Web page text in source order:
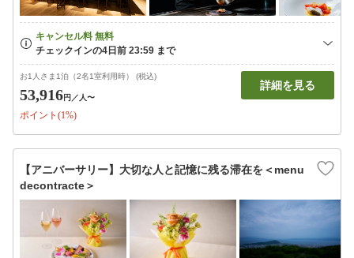
お1人さま1泊（2名1室利用時） (税込)
53,916円 ／人〜
ポイント(1%)
詳細を見る
【アニバーサリー】大切な人と記憶に残る滞在を＜menu
decontracte＞